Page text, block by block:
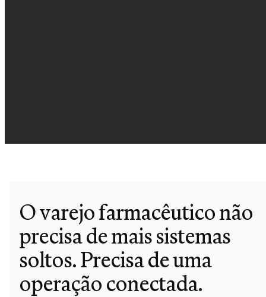
O varejo farmacêutico não
precisa de mais sistemas
soltos. Precisa de uma
operação conectada.